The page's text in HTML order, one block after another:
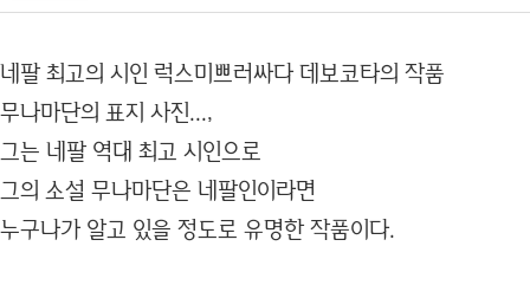
네팔 최고의 시인 럭스미쁘러싸다 데보코타의 작품
무나마단의 표지 사진...,
그는 네팔 역대 최고 시인으로
그의 소설 무나마단은 네팔인이라면
누구나가 알고 있을 정도로 유명한 작품이다.